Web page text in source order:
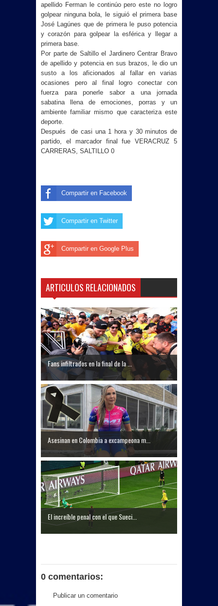
apellido Ferman le continúo pero este no logro
golpear ninguna bola, le siguió el primera base
José Lagúnes que de primera le puso potencia
y corazón para golpear la esférica y llegar a
primera base.
Por parte de Saltillo el Jardinero Centrar Bravo
de apellido y potencia en sus brazos, le dio un
susto a los aficionados al fallar en varias
ocasiones pero al final logro conectar con
fuerza para ponerle sabor a una jornada
sabatina llena de emociones, porras y un
ambiente familiar mismo que caracteriza este
deporte.
Después de casi una 1 hora y 30 minutos de
partido, el marcador final fue VERACRUZ 5
CARRERAS, SALTILLO 0
Compartir en Facebook
Compartir en Twitter
Compartir en Google Plus
ARTICULOS RELACIONADOS
Fans infiltrados en la final de la ...
Asesinan en Colombia a excampeona m...
El increíble penal con el que Sueci...
0 comentarios:
Publicar un comentario